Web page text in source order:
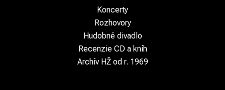
Koncerty
Rozhovory
Hudobné divadlo
Recenzie CD a kníh
Archív HŽ od r. 1969